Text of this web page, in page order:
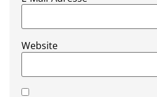
Website